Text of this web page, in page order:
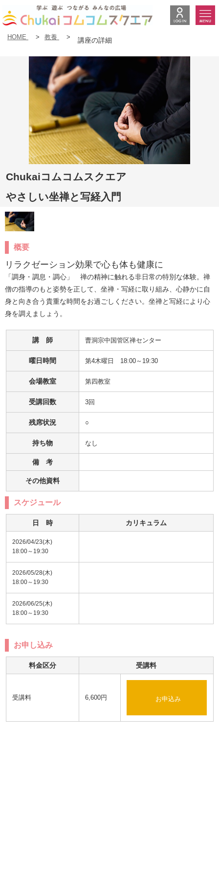
HOME > 教養 > 講座の詳細
Chukaiコムコムスクエア
やさしい坐禅と写経入門
概要
リラクゼーション効果で心も体も健康に
「調身・調息・調心」　禅の精神に触れる非日常の特別な体験。禅
僧の指導のもと姿勢を正して、坐禅・写経に取り組み、心静かに自
身と向き合う貴重な時間をお過ごしください。坐禅と写経により心
身を調えましょう。
講 師 曹洞宗中国管区禅センター
曜日時間 第4木曜日 18:00～19:30
会場教室 第四教室
受講回数 3回
残席状況 ○
持ち物 なし
備 考
その他資料
スケジュール
日 時 カリキュラム
2026/04/23(木)
18:00～19:30
2026/05/28(木)
18:00～19:30
2026/06/25(木)
18:00～19:30
お申し込み
料金区分 受講料
受講料 6,600円 お申込み